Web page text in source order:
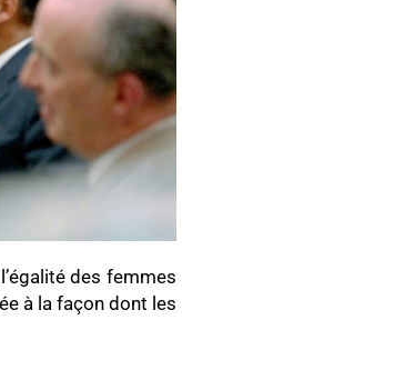
des femmes
à la façon dont les